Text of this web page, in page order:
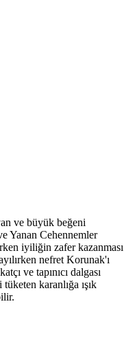
ve büyük beğeni
Yanan Cehennemler
iyiliğin zafer kazanması
nefret Korunak'ı
ve tapınıcı dalgası
karanlığa ışık